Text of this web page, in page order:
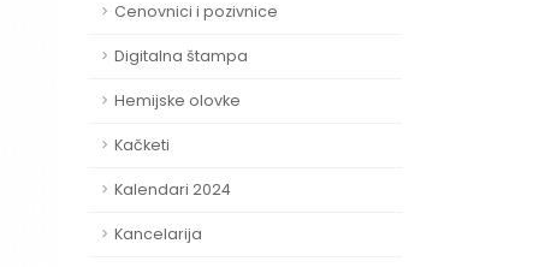
Cenovnici i pozivnice
Digitalna štampa
Hemijske olovke
Kačketi
Kalendari 2024
Kancelarija